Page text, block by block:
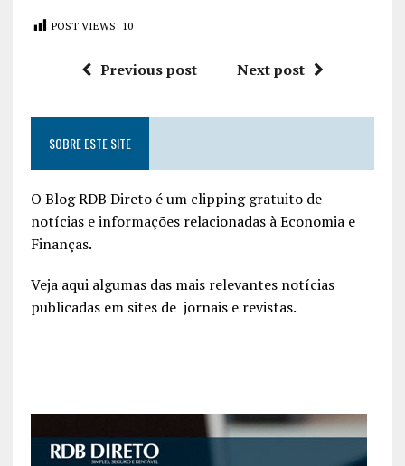
POST VIEWS: 10
Previous post Next post
SOBRE ESTE SITE
O Blog RDB Direto é um clipping gratuito de
notícias e informações relacionadas à Economia e
Finanças.
Veja aqui algumas das mais relevantes notícias
publicadas em sites de jornais e revistas.